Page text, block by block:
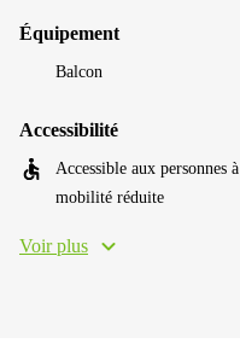
Équipement
Balcon
Accessibilité
Accessible aux personnes à
mobilité réduite
Voir plus